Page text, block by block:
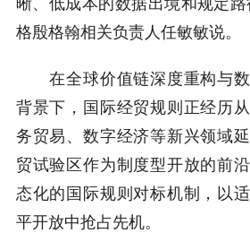
晰、低成本的数据出境和规定
格殷格翰相关负责人任敏敏说。
在全球价值链深度重构与数
背景下，国际经贸规则正经历
务贸易、数字经济等新兴领域
贸试验区作为制度型开放的前
态化的国际规则对标机制，以
平开放中抢占先机。